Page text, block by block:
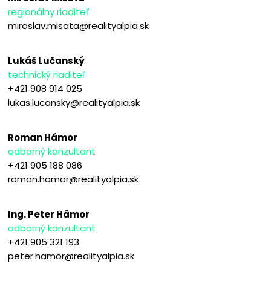
regionálny riaditeľ
miroslav.misata@realityalpia.sk
Lukáš Lučanský
technický riaditeľ
+421 908 914 025
lukas.lucansky@realityalpia.sk
Roman Hámor
odborný konzultant
+421 905 188 086
roman.hamor@realityalpia.sk
Ing. Peter Hámor
odborný konzultant
+421 905 321 193
peter.hamor@realityalpia.sk